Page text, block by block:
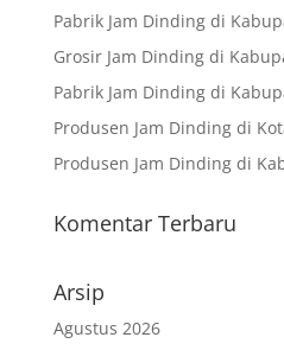
Pabrik Jam Dinding di
Grosir Jam Dinding di
Pabrik Jam Dinding di
Produsen Jam Dinding di
Produsen Jam Dinding di
Komentar Terbaru
Arsip
Agustus 2026